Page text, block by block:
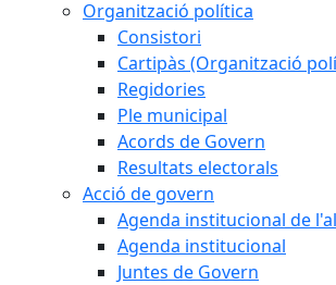
Organització política
Consistori
Cartipàs (Organització
Regidories
Ple municipal
Acords de Govern
Resultats electorals
Acció de govern
Agenda institucional de
Agenda institucional
Juntes de Govern